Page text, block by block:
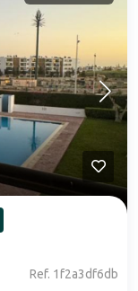
Ref. 1f2a3df6db